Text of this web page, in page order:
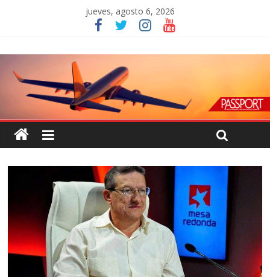
jueves, agosto 6, 2026